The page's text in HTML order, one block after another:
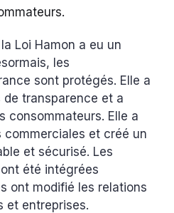
Loi Hamon a eu un
les
sont protégés. Elle a
transparence et a
consommateurs. Elle a
commerciales et créé un
et sécurisé. Les
été intégrées
ont modifié les relations
et entreprises.